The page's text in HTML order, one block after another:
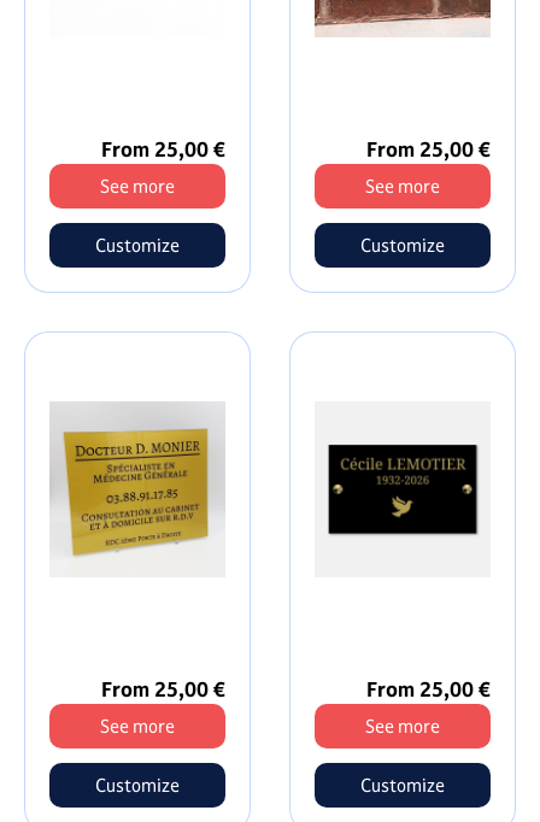
From 25,00 €
See more
Customize
From 25,00 €
See more
Customize
From 25,00 €
See more
Customize
From 25,00 €
See more
Customize